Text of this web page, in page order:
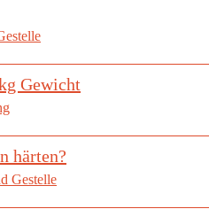
Gewicht
härten?
Gestelle